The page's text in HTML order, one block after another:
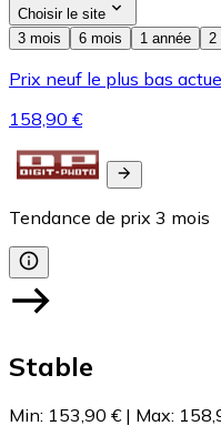
Choisir le site
3 mois
6 mois 1 année 2
Prix neuf le plus bas
158,90 €
Tendance de prix 3 mois
Stable
Min: 153,90 € | Max: